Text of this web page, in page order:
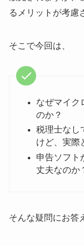
るメリットが考慮
そこで今回は、
なぜマイク
のか？
税理士なし
けど、実際
申告ソフト
丈夫なのか
そんな疑問にお答